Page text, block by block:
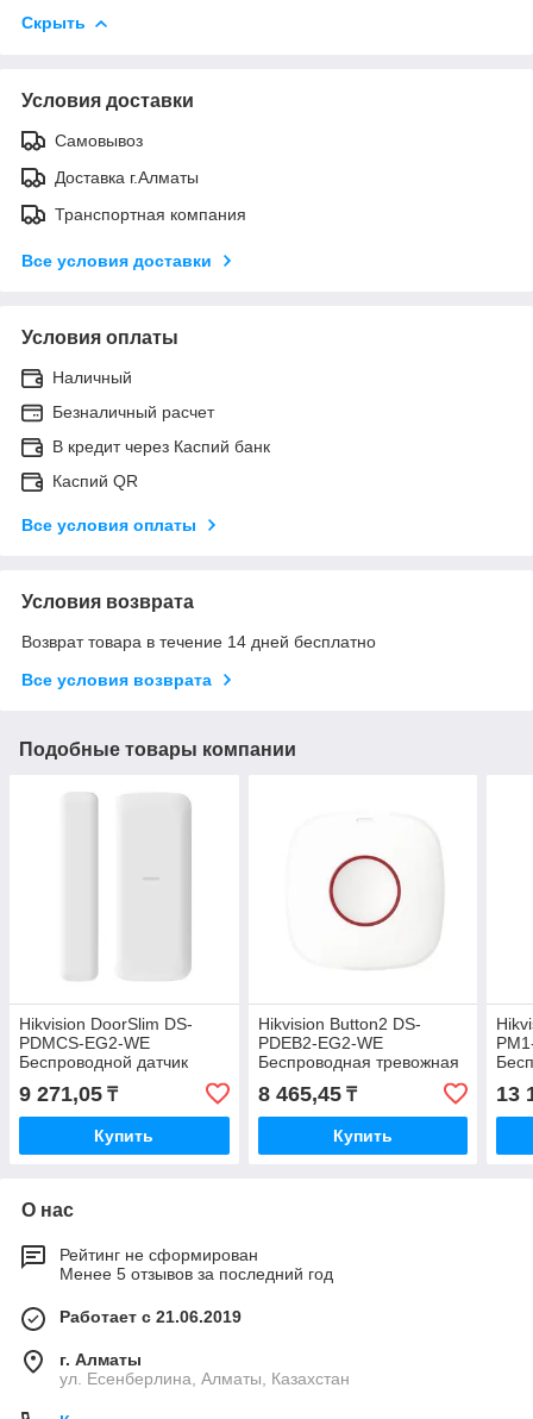
Скрыть
Условия доставки
Самовывоз
Доставка г.Алматы
Транспортная компания
Все условия доставки
Условия оплаты
Наличный
Безналичный расчет
В кредит через Каспий банк
Каспий QR
Все условия оплаты
Условия возврата
Возврат товара в течение 14 дней бесплатно
Все условия возврата
Подобные товары компании
Hikvision DoorSlim DS-
PDMCS-EG2-WE
Беспроводной датчик
магнитоконтактный
9 271,05 ₸
Купить
Hikvision Button2 DS-
PDEB2-EG2-WE
Беспроводная тревожная
8 465,45₸
Купить
13
О нас
Рейтинг не сформирован
Менее 5 отзывов за последний год
Работает с 21.06.2019
г. Алматы
ул. Есенберлина, Алматы, Казахстан